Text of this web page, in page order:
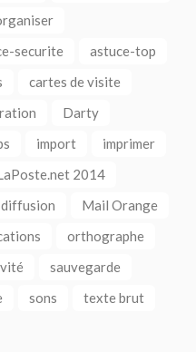
securite
astuce-top
cartes de visite
Darty
import
imprimer
2014
Mail Orange
orthographe
sauvegarde
sons
texte brut